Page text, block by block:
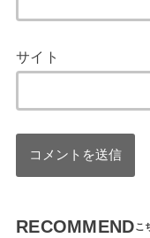
サイト
RECOMMEND